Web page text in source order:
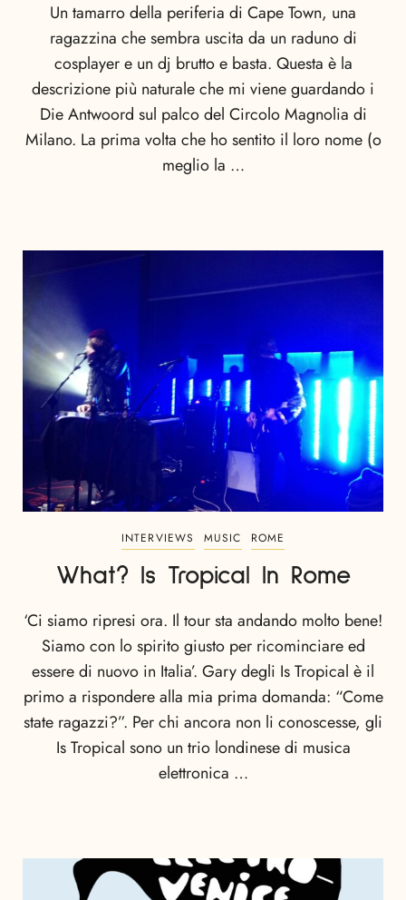
Un tamarro della periferia di Cape Town, una
ragazzina che sembra uscita da un raduno di
cosplayer e un dj brutto e basta. Questa è la
descrizione più naturale che mi viene guardando i
Die Antwoord sul palco del Circolo Magnolia di
Milano. La prima volta che ho sentito il loro nome (o
meglio la …
INTERVIEWS MUSIC ROME
What? Is Tropical In Rome
‘Ci siamo ripresi ora. Il tour sta andando molto bene!
Siamo con lo spirito giusto per ricominciare ed
essere di nuovo in Italia’. Gary degli Is Tropical è il
primo a rispondere alla mia prima domanda: “Come
state ragazzi?”. Per chi ancora non li conoscesse, gli
Is Tropical sono un trio londinese di musica
elettronica …